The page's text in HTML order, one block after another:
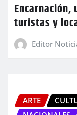
turistas y
Editor
ARTE